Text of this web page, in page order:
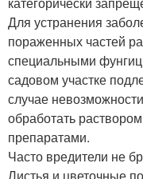
Для устранения
пораженных частей
специальными
садовом участке
случае
обработать
препаратами.
Часто вредители не